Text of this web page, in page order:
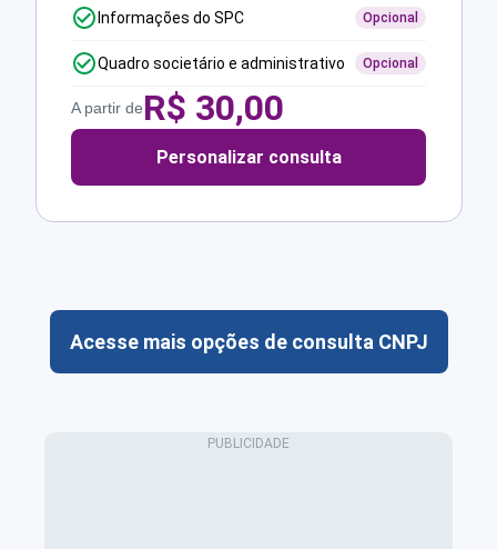
Informações do SPC Opcional
Quadro societário e administrativo Opcional
A partir deR$ 30,00
Personalizar consulta
Acesse mais opções de consulta CNPJ